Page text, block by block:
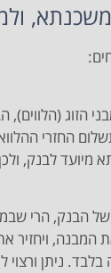
הזוג (הלווים),
החזרי
מיועד לבנק,
של הבנק, הרי
המבנה, ויחזיר
ניתן